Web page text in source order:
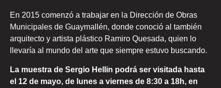
En 2015 comenzó a trabajar en la Dirección de Obras
Municipales de Guaymallén, donde conoció al también
arquitecto y artista plástico Ramiro Quesada, quien lo
llevaría al mundo del arte que siempre estuvo buscando.
La muestra de Sergio Hellin podrá ser visitada hasta
el 12 de mayo, de lunes a viernes de 8:30 a 18h, en